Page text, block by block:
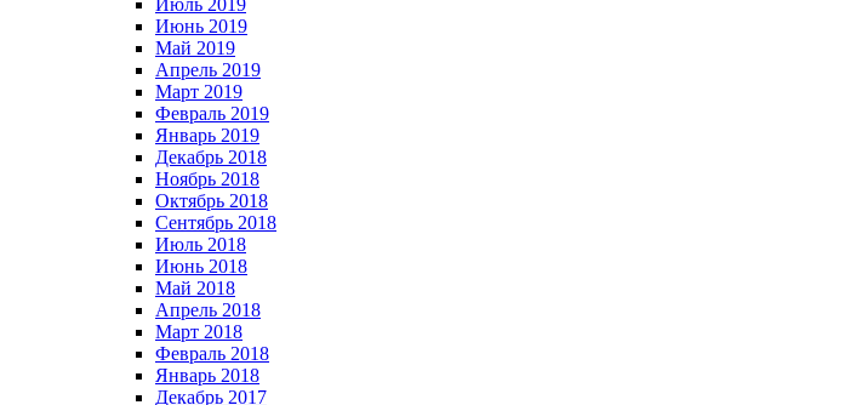
Июль 2019
Июнь 2019
Май 2019
Апрель 2019
Март 2019
Февраль 2019
Январь 2019
Декабрь 2018
Ноябрь 2018
Октябрь 2018
Сентябрь 2018
Июль 2018
Июнь 2018
Май 2018
Апрель 2018
Март 2018
Февраль 2018
Январь 2018
Декабрь 2017